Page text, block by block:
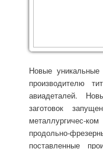
Новые
производителю
авиадеталей.
заготовок
металлургичес-
продольно-
поставленные